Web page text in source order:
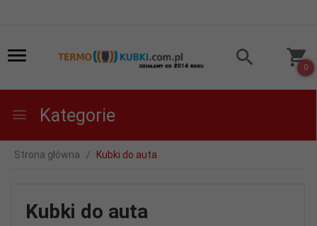
0
Kategorie
Strona główna Kubki do auta
Kubki do auta